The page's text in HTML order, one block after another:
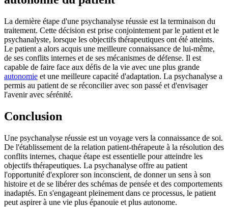
La dernière étape d'une psychanalyse réussie est la terminaison du
traitement. Cette décision est prise conjointement par le patient et le
psychanalyste, lorsque les objectifs thérapeutiques ont été atteints.
Le patient a alors acquis une meilleure connaissance de lui-même,
de ses conflits internes et de ses mécanismes de défense. Il est
capable de faire face aux défis de la vie avec une plus grande
autonomie et une meilleure capacité d'adaptation. La psychanalyse a
permis au patient de se réconcilier avec son passé et d'envisager
l'avenir avec sérénité.
Conclusion
Une psychanalyse réussie est un voyage vers la connaissance de soi.
De l'établissement de la relation patient-thérapeute à la résolution des
conflits internes, chaque étape est essentielle pour atteindre les
objectifs thérapeutiques. La psychanalyse offre au patient
l'opportunité d'explorer son inconscient, de donner un sens à son
histoire et de se libérer des schémas de pensée et des comportements
inadaptés. En s'engageant pleinement dans ce processus, le patient
peut aspirer à une vie plus épanouie et plus autonome.